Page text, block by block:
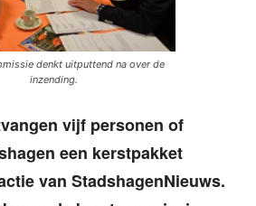
denkt uitputtend na over de
inzending.
vijf personen of
een kerstpakket
van StadshagenNieuws.